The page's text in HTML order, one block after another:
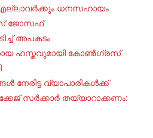
ധനസഹായം
ജോസഫ്
അപകടം
ഹസ്തവുമായി കോൺഗ്രസ്
നേരിട്ട വ്യാപാരികൾക്ക്
സർക്കാർ തയ്യാറാക്കണം: